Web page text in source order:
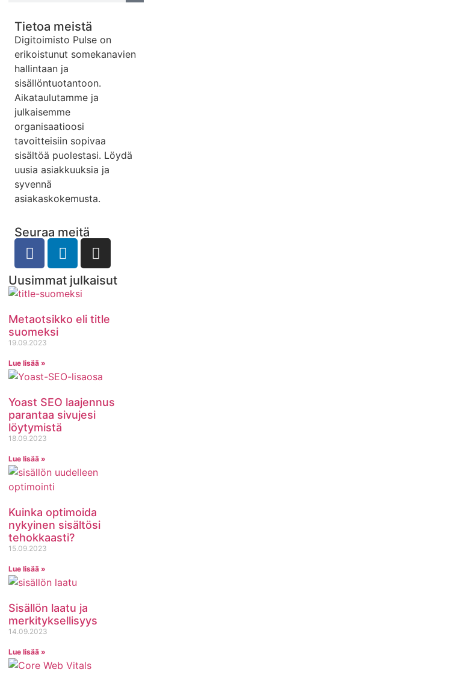
Tietoa meistä
Digitoimisto Pulse on
erikoistunut somekanavien
hallintaan ja
sisällöntuotantoon.
Aikataulutamme ja
julkaisemme
organisaatioosi
tavoitteisiin sopivaa
sisältöä puolestasi. Löydä
uusia asiakkuuksia ja
syvennä
asiakaskokemusta.
Seuraa meitä
Uusimmat julkaisut
Metaotsikko eli title
suomeksi
19.09.2023
Lue lisää »
Yoast SEO laajennus
parantaa sivujesi
löytymistä
18.09.2023
Lue lisää »
Kuinka optimoida
nykyinen sisältösi
tehokkaasti?
15.09.2023
Lue lisää »
Sisällön laatu ja
merkityksellisyys
14.09.2023
Lue lisää »